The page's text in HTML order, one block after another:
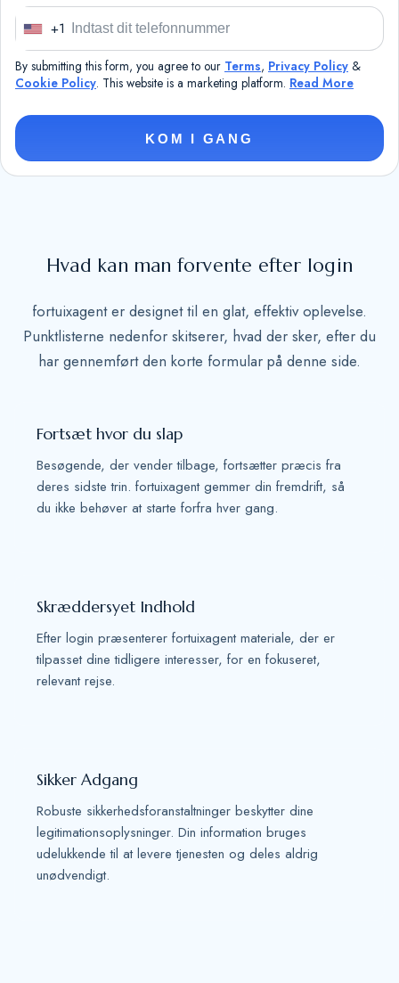
U
n
i
S
+
1
+1
By submitting this form, you agree to our Terms, Privacy Policy &
Cookie Policy. This website is a marketing platform. Read More
KOM I GANG
Hvad kan man forvente efter login
fortuixagent er designet til en glat, effektiv oplevelse.
Punktlisterne nedenfor skitserer, hvad der sker, efter du
har gennemført den korte formular på denne side.
Fortsæt hvor du slap
Besøgende, der vender tilbage, fortsætter præcis fra
deres sidste trin. fortuixagent gemmer din fremdrift, så
du ikke behøver at starte forfra hver gang.
Skræddersyet Indhold
Efter login præsenterer fortuixagent materiale, der er
tilpasset dine tidligere interesser, for en fokuseret,
relevant rejse.
Sikker Adgang
Robuste sikkerhedsforanstaltninger beskytter dine
legitimationsoplysninger. Din information bruges
udelukkende til at levere tjenesten og deles aldrig
unødvendigt.